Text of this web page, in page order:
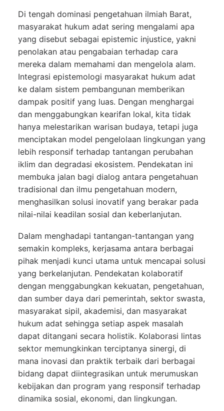
Di tengah dominasi pengetahuan ilmiah Barat,
masyarakat hukum adat sering mengalami apa
yang disebut sebagai epistemic injustice, yakni
penolakan atau pengabaian terhadap cara
mereka dalam memahami dan mengelola alam.
Integrasi epistemologi masyarakat hukum adat
ke dalam sistem pembangunan memberikan
dampak positif yang luas. Dengan menghargai
dan menggabungkan kearifan lokal, kita tidak
hanya melestarikan warisan budaya, tetapi juga
menciptakan model pengelolaan lingkungan yang
lebih responsif terhadap tantangan perubahan
iklim dan degradasi ekosistem. Pendekatan ini
membuka jalan bagi dialog antara pengetahuan
tradisional dan ilmu pengetahuan modern,
menghasilkan solusi inovatif yang berakar pada
nilai-nilai keadilan sosial dan keberlanjutan.
Dalam menghadapi tantangan-tantangan yang
semakin kompleks, kerjasama antara berbagai
pihak menjadi kunci utama untuk mencapai solusi
yang berkelanjutan. Pendekatan kolaboratif
dengan menggabungkan kekuatan, pengetahuan,
dan sumber daya dari pemerintah, sektor swasta,
masyarakat sipil, akademisi, dan masyarakat
hukum adat sehingga setiap aspek masalah
dapat ditangani secara holistik. Kolaborasi lintas
sektor memungkinkan terciptanya sinergi, di
mana inovasi dan praktik terbaik dari berbagai
bidang dapat diintegrasikan untuk merumuskan
kebijakan dan program yang responsif terhadap
dinamika sosial, ekonomi, dan lingkungan.